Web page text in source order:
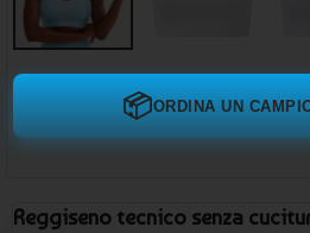
📦ORDINA UN
Reggiseno tecnico senza